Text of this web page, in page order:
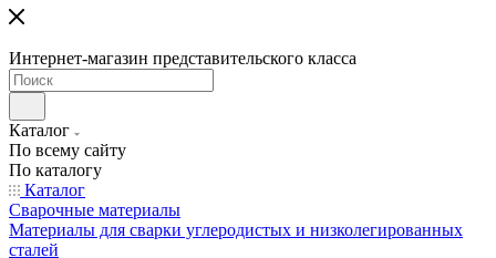
Интернет-магазин представительского класса
Каталог
По всему сайту
По каталогу
Каталог
Сварочные материалы
Материалы для сварки углеродистых и низколегированных
сталей